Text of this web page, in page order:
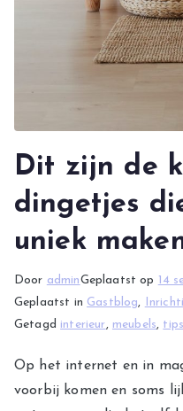
Dit zijn de
dingetjes
uniek
Door adminGeplaatst op 14
Geplaatst in Gastblog,
Getagd interieur, meubels, tips
Op het internet en in
voorbij komen en soms